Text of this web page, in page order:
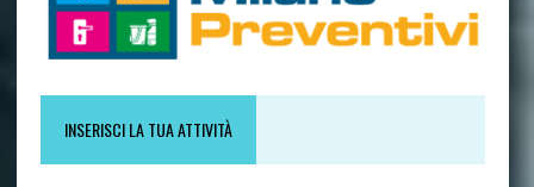
INSERISCI LA TUA ATTIVITÀ